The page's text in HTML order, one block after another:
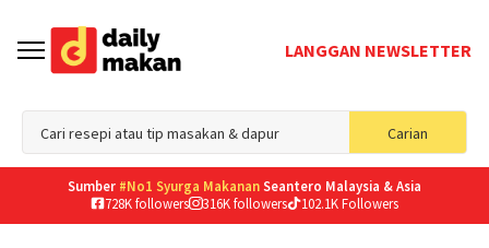
LANGGAN NEWSLETTER
Carian
for:
Sumber #No1 Syurga MakananSeantero Malaysia & Asia
728K followers
316K followers 102.1K Followers